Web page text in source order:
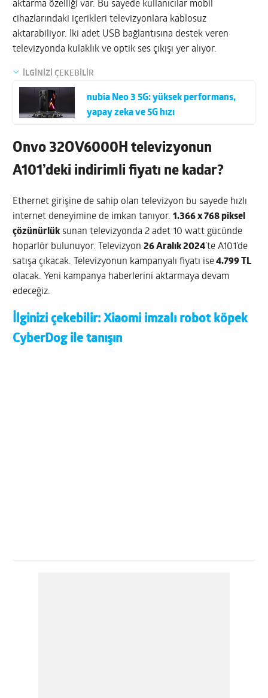
aktarma özelliği var. Bu sayede kullanıcılar mobil
cihazlarındaki içerikleri televizyonlara kablosuz
aktarabiliyor. İki adet USB bağlantısına destek veren
televizyonda kulaklık ve optik ses çıkışı yer alıyor.
İLGİNİZİ ÇEKEBİLİR
nubia Neo 3 5G: yüksek performans,
yapay zeka ve 5G hızı
Onvo 32OV6000H televizyonun
A101’deki indirimli fiyatı ne kadar?
Ethernet girişine de sahip olan televizyon bu sayede hızlı
internet deneyimine de imkan tanıyor.1.366 x 768 piksel
çözünürlük sunan televizyonda 2 adet 10 watt gücünde
hoparlör bulunuyor. Televizyon26 Aralık 2024’te A101’de
satışa çıkacak. Televizyonun kampanyalı fiyatı ise4.799 TL
olacak. Yeni kampanya haberlerini aktarmaya devam
edeceğiz.
İlginizi çekebilir:Xiaomi imzalı robot köpek
CyberDog ile tanışın